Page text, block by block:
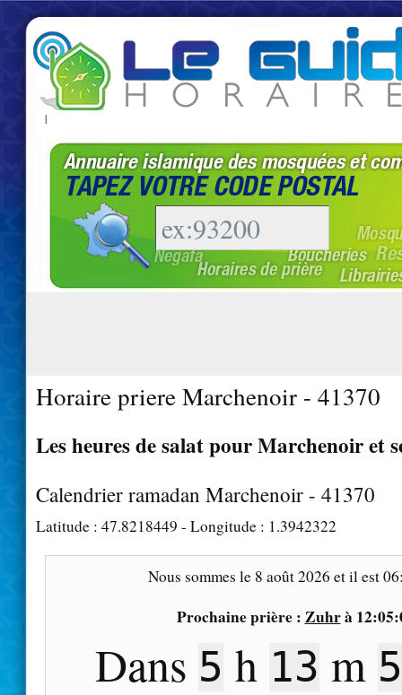
|
Horaire priere Marchenoir - 41370
Les heures de salat pour Marchenoir et
Calendrier ramadan Marchenoir - 41370
Latitude : 47.8218449 - Longitude : 1.3942322
Nous sommes le 8 août 2026 et il est
Prochaine prière : Zuhrà
Dans 5 h 13 m